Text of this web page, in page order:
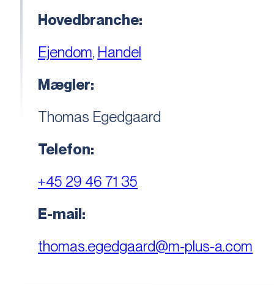
Hovedbranche:
Ejendom, Handel
Mægler:
Thomas Egedgaard
Telefon:
+45 29 46 71 35
E-mail:
thomas.egedgaard@m-plus-a.com